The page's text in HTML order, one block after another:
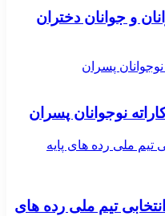
و جوانان دختران
پسران
نوجوانان پسران
ملی رده های پایه
تیم ملی رده های